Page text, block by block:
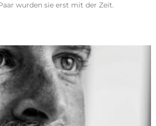
wurden sie erst mit der Zeit.